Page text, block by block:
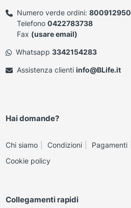
Numero verde ordini: 800912950
Telefono 0422783738
Fax (usare email)
Whatsapp 3342154283
Assistenza clienti info@BLife.it
Hai domande?
Chi siamo Condizioni Pagamenti
Cookie policy
Collegamenti rapidi